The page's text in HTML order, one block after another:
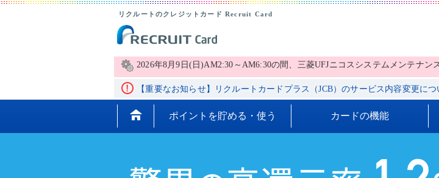
リクルートのクレジットカード Recruit Card
2026年8月9日(日)AM2:30～AM6:30の間、三菱UFJニコスシステムメンテナン
【重要なお知らせ】リクルートカードプラス（JCB）のサービス内容変更につ
ポイントを貯める・使う カードの機能